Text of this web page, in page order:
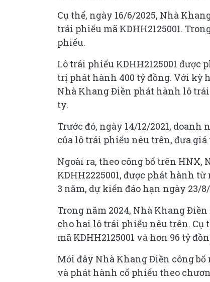
Cụ thể, ngày 16/6/2025, Nhà
trái phiếu mã KDHH2125001.
phiếu.
Lô trái phiếu KDHH2125001 được
trị phát hành 400 tỷ đồng. Với kỳ
Nhà Khang Điền phát hành lô
ty.
Trước đó, ngày 14/12/2021,
của lô trái phiếu nêu trên, đưa
Ngoài ra, theo công bố trên
KDHH2225001, được phát hành
3 năm, dự kiến đáo hạn ngày 23/8/
Trong năm 2024, Nhà Khang
cho hai lô trái phiếu nêu trên. Cụ
mã KDHH2125001 và hơn 96 tỷ
Mới đây Nhà Khang Điền công
và phát hành cổ phiếu theo